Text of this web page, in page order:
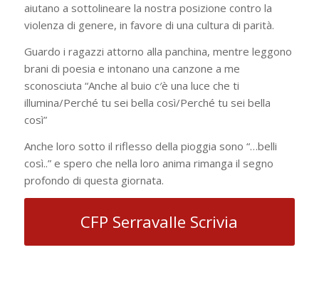
aiutano a sottolineare la nostra posizione contro la
violenza di genere, in favore di una cultura di parità.
Guardo i ragazzi attorno alla panchina, mentre leggono
brani di poesia e intonano una canzone a me
sconosciuta “Anche al buio c′è una luce che ti
illumina/Perché tu sei bella così/Perché tu sei bella
così”
Anche loro sotto il riflesso della pioggia sono “…belli
così..” e spero che nella loro anima rimanga il segno
profondo di questa giornata.
CFP Serravalle Scrivia